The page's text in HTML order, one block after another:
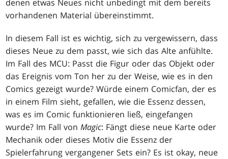
denen etwas Neues nicht unbedingt mit dem bereits
vorhandenen Material übereinstimmt.
In diesem Fall ist es wichtig, sich zu vergewissern, dass
dieses Neue zu dem passt, wie sich das Alte anfühlte.
Im Fall des MCU: Passt die Figur oder das Objekt oder
das Ereignis vom Ton her zu der Weise, wie es in den
Comics gezeigt wurde? Würde einem Comicfan, der es
in einem Film sieht, gefallen, wie die Essenz dessen,
was es im Comic funktionieren ließ, eingefangen
wurde? Im Fall vonMagic: Fängt diese neue Karte oder
Mechanik oder dieses Motiv die Essenz der
Spielerfahrung vergangener Sets ein? Es ist okay, neue